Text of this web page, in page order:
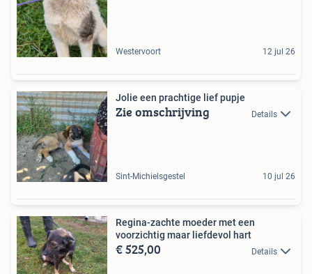
Westervoort 12 jul 26
Jolie een prachtige lief pupje
Zie omschrijving Details
Sint-Michielsgestel 10 jul 26
Regina-zachte moeder met een
voorzichtig maar liefdevol hart
€ 525,00 Details